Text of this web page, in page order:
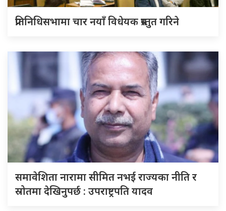
प्रतिनिधिसभामा चार नयाँ विधेयक प्रस्तुत गरिने
समावेशिता नारामा सीमित नभई राज्यका नीति र
स्रोतमा देखिनुपर्छ : उपराष्ट्रपति यादव